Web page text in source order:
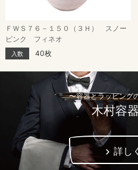
ＦＷＳ７６－１５０（３Ｈ） スノー
ピンク フィネオ
入数 40枚
〜容器とラッピング
木村容
詳し